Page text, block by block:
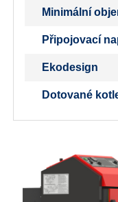
Minimální
Připojovací
Ekodesign
Dotované